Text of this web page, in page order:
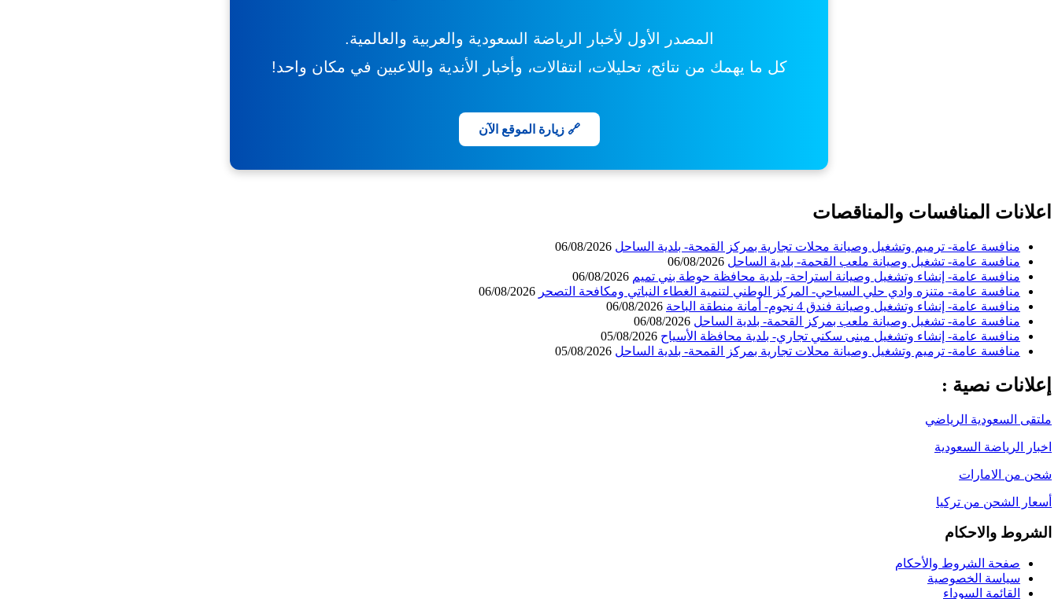
المصدر الأول لأخبار الرياضة السعودية والعربية والعالمية.
كل ما يهمك من نتائج، تحليلات، انتقالات، وأخبار الأندية واللاعبين في مكان واحد!
🔗 زيارة الموقع الآن
اعلانات المنافسات والمناقصات
منافسة عامة- ترميم وتشغيل وصيانة محلات تجارية بمركز القمحة- بلدية الساحل 06/08/2026
منافسة عامة- تشغيل وصيانة ملعب القحمة- بلدية الساحل 06/08/2026
منافسة عامة- إنشاء وتشغيل وصيانة استراحة- بلدية محافظة حوطة بني تميم 06/08/2026
منافسة عامة- متنزه وادي حلي السياحي- المركز الوطني لتنمية الغطاء النباتي ومكافحة التصحر 06/08/2026
منافسة عامة- إنشاء وتشغيل وصيانة فندق 4 نجوم- أمانة منطقة الباحة
06/08/2026
منافسة عامة- تشغيل وصيانة ملعب بمركز القحمة- بلدية الساحل 06/08/2026
منافسة عامة- إنشاء وتشغيل مبنى سكني تجاري- بلدية محافظة الأسياح 05/08/2026
منافسة عامة- ترميم وتشغيل وصيانة محلات تجارية بمركز القمحة- بلدية الساحل 05/08/2026
إعلانات نصية :
ملتقى السعودية الرياضي
اخبار الرياضة السعودية
شحن من الامارات
أسعار الشحن من تركيا
الشروط والاحكام
صفحة الشروط والأحكام
سياسة الخصوصية
القائمة السوداء